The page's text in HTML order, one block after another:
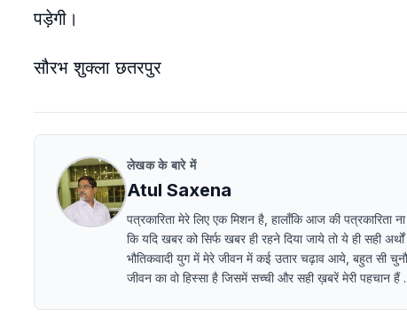
पड़ेगी।
सौरभ शुक्ला छतरपुर
लेखक के बारे में
Atul Saxena
पत्रकारिता मेरे लिए एक मिशन है, हालाँकि आज की पत्रकारिता ना
कि यदि खबर को सिर्फ खबर ही रहने दिया जाये तो ये ही सही
भौतिकवादी युग में मेरे जीवन में कई उतार चढ़ाव आये, बहुत सी
जीवन का वो हिस्सा है जिसमें सच्ची और सही ख़बरें मेरी पहचान हैं